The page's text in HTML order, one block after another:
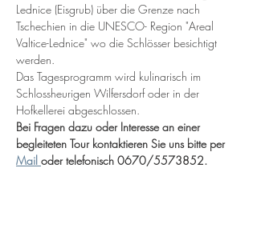
Lednice (Eisgrub) über die Grenze nach
Tschechien in die UNESCO- Region "Areal
Valtice-Lednice" wo die Schlösser besichtigt
werden.
Das Tagesprogramm wird kulinarisch im
Schlossheurigen Wilfersdorf oder in der
Hofkellerei abgeschlossen.
Bei Fragen dazu oder Interesse an einer
begleiteten Tour kontaktieren Sie uns bitte per
Mail oder telefonisch 0670/5573852.